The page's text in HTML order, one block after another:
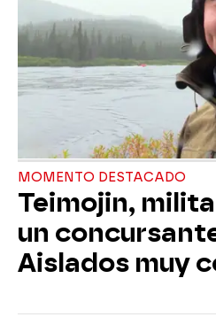
MOMENTO DESTACADO
Teimojin,
un
Aislados muy